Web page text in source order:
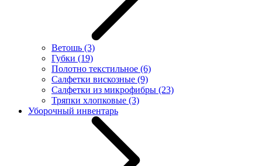
Ветошь (3)
Губки (19)
Полотно текстильное (6)
Салфетки вискозные (9)
Салфетки из микрофибры (23)
Тряпки хлопковые (3)
Уборочный инвентарь